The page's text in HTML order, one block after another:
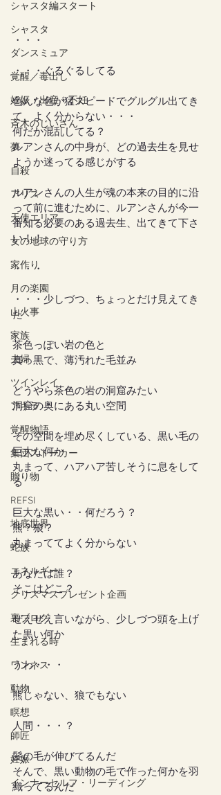
シャスタ編スタート
シャスタ
ダンスミュア
覚醒／毒出し
妊娠・出産・不妊
斉木のじいさん
夢
自殺
アリス
天使エリア
女の地球の守り方
家作り
月の楽園
山火事
家族
夫婦
ツインレイ
アキラ
覚醒物語
集団ストーカー
贈り物
REFSI
地底世界
蛇族
エネルギー
クリスマスプレゼント企画
裏ブログ
生まれる時
ワンネス
動物
瞑想
師匠
妊娠
インナーセルフ・リーディング
・・・
・・・ぐるぐるしてる
色んな色が猛スピードでグルグル出てき
て、よく分からない・・・
何だか混乱してる？
ルアンさんの中身が、どの過去生を見せ
ようか迷ってる感じがする
ルアンさんの人生が魂の本来の目的に沿
って前に進むために、ルアンさんが今一
番知る必要のある過去生、出てきて下さ
い！！
・・・
・・・少しづつ、ちょっとだけ見えてき
た
茶色っぽい岩の色と
真っ黒で、薄汚れた毛並み
どうやら茶色の岩の洞窟みたい
洞窟の奥にある丸い空間
その空間を埋め尽くしている、黒い毛の
巨大な何か
丸まって、ハアハア苦しそうに息をして
る
巨大な黒い・・何だろう？
熊？狼？
丸まっててよく分からない
あなたは誰？
そこはどこ？
ぜえぜえ言いながら、少しづつ頭を上げ
た黒い何か
うわ・・・
熊じゃない、狼でもない
人間・・・？
髪の毛が伸びてるんだ
そんで、黒い動物の毛で作った何かを羽
織ってるんだ